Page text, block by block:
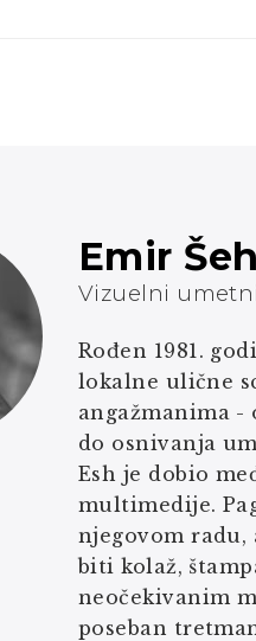
Emir
Vizuelni
Rođen 1981.
lokalne ulične
angažmanima
do osnivanja
Esh je dobio
multimedije.
njegovom
biti kolaž,
neočekivanim
poseban